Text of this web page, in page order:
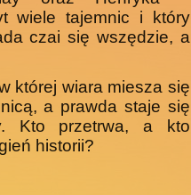
wiele tajemnic i który
czai się wszędzie, a
której wiara miesza się
a prawda staje się
Kto przetrwa, a kto
historii?